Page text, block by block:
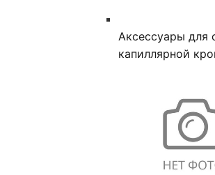
Аксессуары для
капиллярной